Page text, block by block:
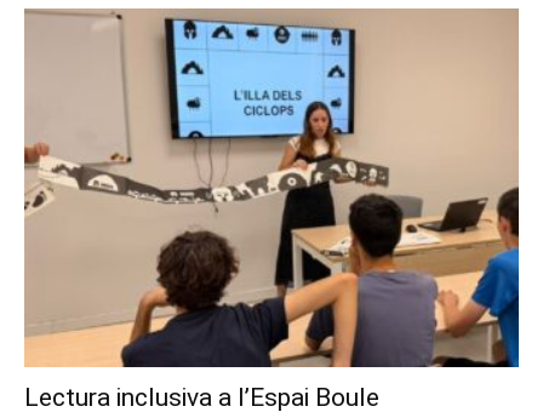
Lectura inclusiva a l’Espai Boule